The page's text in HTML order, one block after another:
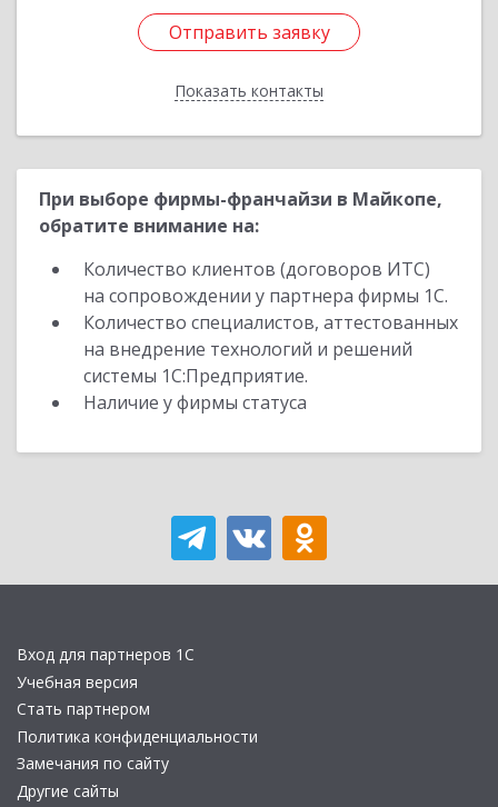
Отправить заявку
Показать контакты
Отправить заявку
Назад
При выборе фирмы-франчайзи в Майкопе,
обратите внимание на:
Количество клиентов (договоров ИТС)
на сопровождении у партнера фирмы 1С.
Количество специалистов, аттестованных
на внедрение технологий и решений
системы 1С:Предприятие.
Наличие у фирмы статуса
Вход для партнеров 1С
Учебная версия
Стать партнером
Политика конфиденциальности
Замечания по сайту
Другие сайты